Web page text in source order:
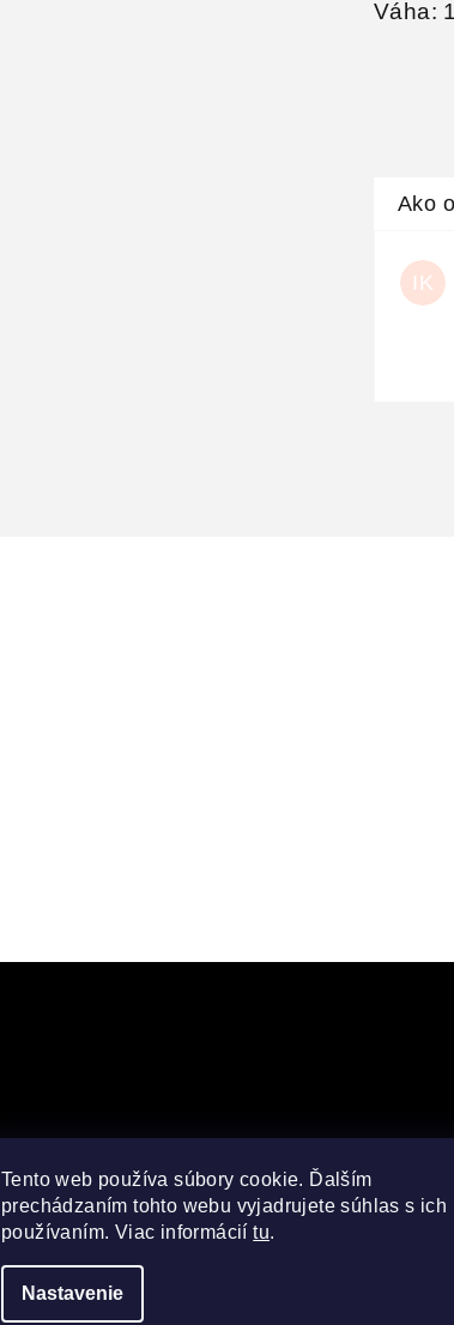
Tento web používa súbory cookie. Ďalším
prechádzaním tohto webu vyjadrujete súhlas s ich
používaním. Viac informáciítu.
Nastavenie
Váha:
IK